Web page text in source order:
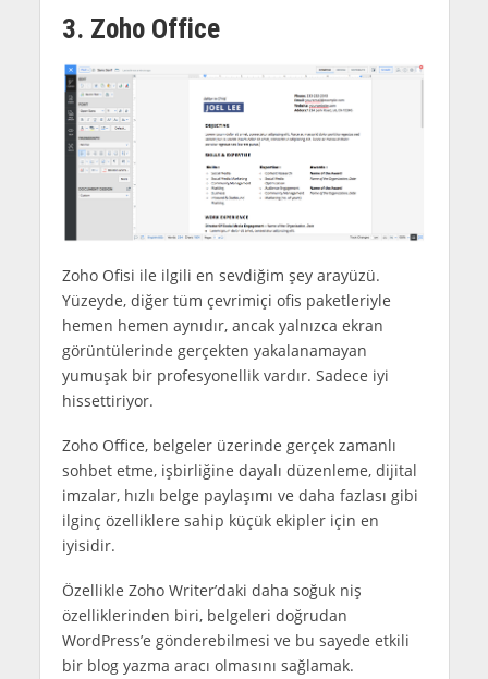
3. Zoho Office
Zoho Ofisi ile ilgili en sevdiğim şey arayüzü.
Yüzeyde, diğer tüm çevrimiçi ofis paketleriyle
hemen hemen aynıdır, ancak yalnızca ekran
görüntülerinde gerçekten yakalanamayan
yumuşak bir profesyonellik vardır. Sadece iyi
hissettiriyor.
Zoho Office, belgeler üzerinde gerçek zamanlı
sohbet etme, işbirliğine dayalı düzenleme, dijital
imzalar, hızlı belge paylaşımı ve daha fazlası gibi
ilginç özelliklere sahip küçük ekipler için en
iyisidir.
Özellikle Zoho Writer’daki daha soğuk niş
özelliklerinden biri, belgeleri doğrudan
WordPress’e gönderebilmesi ve bu sayede etkili
bir blog yazma aracı olmasını sağlamak.